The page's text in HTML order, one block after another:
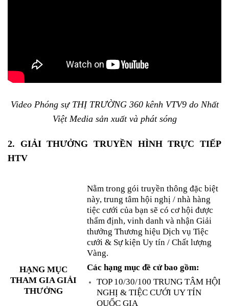
Video Phóng sự THỊ TRƯỜNG 360 kênh VTV9 do Nhất
Việt Media sản xuất và phát sóng
2. GIẢI THƯỞNG TRUYỀN HÌNH TRỰC TIẾP
HTV
HẠNG MỤC
THAM GIA GIẢI
THƯỞNG
Nằm trong gói truyền thông đặc biệt
này, trung tâm hội nghị / nhà hàng
tiệc cưới của bạn sẽ có cơ hội được
thẩm định, vinh danh và nhận Giải
thưởng Thương hiệu Dịch vụ Tiệc
cưới & Sự kiện Uy tín / Chất lượng
Vàng.
Các hạng mục đề cử bao gồm:
TOP 10/30/100 TRUNG TÂM HỘI
NGHỊ & TIỆC CƯỚI UY TÍN
QUỐC GIA